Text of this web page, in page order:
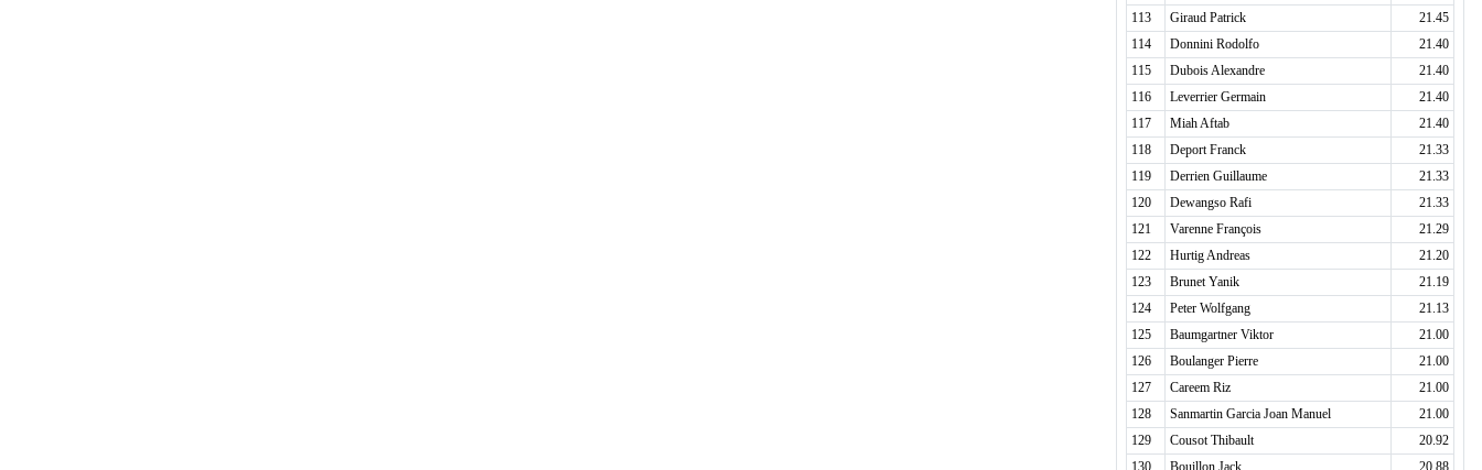
113
Giraud Patrick
21.45
114
Donnini Rodolfo
21.40
115
Dubois Alexandre
21.40
116
Leverrier Germain
21.40
117
Miah Aftab
21.40
118
Deport Franck
21.33
119
Derrien Guillaume
21.33
120
Dewangso Rafi
21.33
121
Varenne François
21.29
122
Hurtig Andreas
21.20
123
Brunet Yanik
21.19
124
Peter Wolfgang
21.13
125
Baumgartner Viktor
21.00
126
Boulanger Pierre
21.00
127
Careem Riz
21.00
128
Sanmartin Garcia Joan Manuel
21.00
129
Cousot Thibault
20.92
130
Bouillon Jack 20.88